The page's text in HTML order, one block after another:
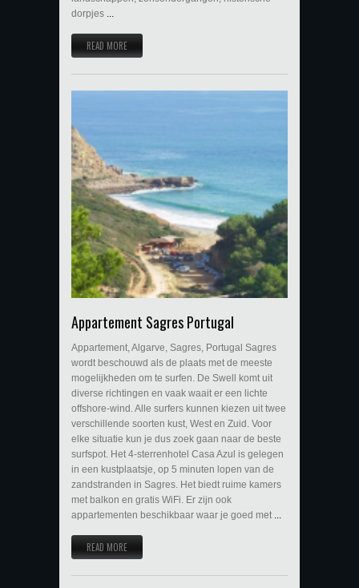
dorpjes ...
READ MORE
Appartement Sagres Portugal
Appartement, Algarve, Sagres, Portugal Sagres
wordt beschouwd als de plaats met de meeste
mogelijkheden om te surfen. De Swell komt uit
diverse richtingen en vaak waait er een lichte
offshore-wind. Alle surfers kunnen kiezen uit twee
verschillende soorten kust, West en Zuid. Voor
elke situatie kun je dus zoek gaan naar de beste
surfspot. Het 4-sterrenhotel Casa Azul is gelegen
in een kustplaatsje, op 5 minuten lopen van de
zandstranden in Sagres. Het biedt ruime kamers
met balkon en gratis WiFi. Er zijn ook
appartementen beschikbaar waar je goed met ...
READ MORE